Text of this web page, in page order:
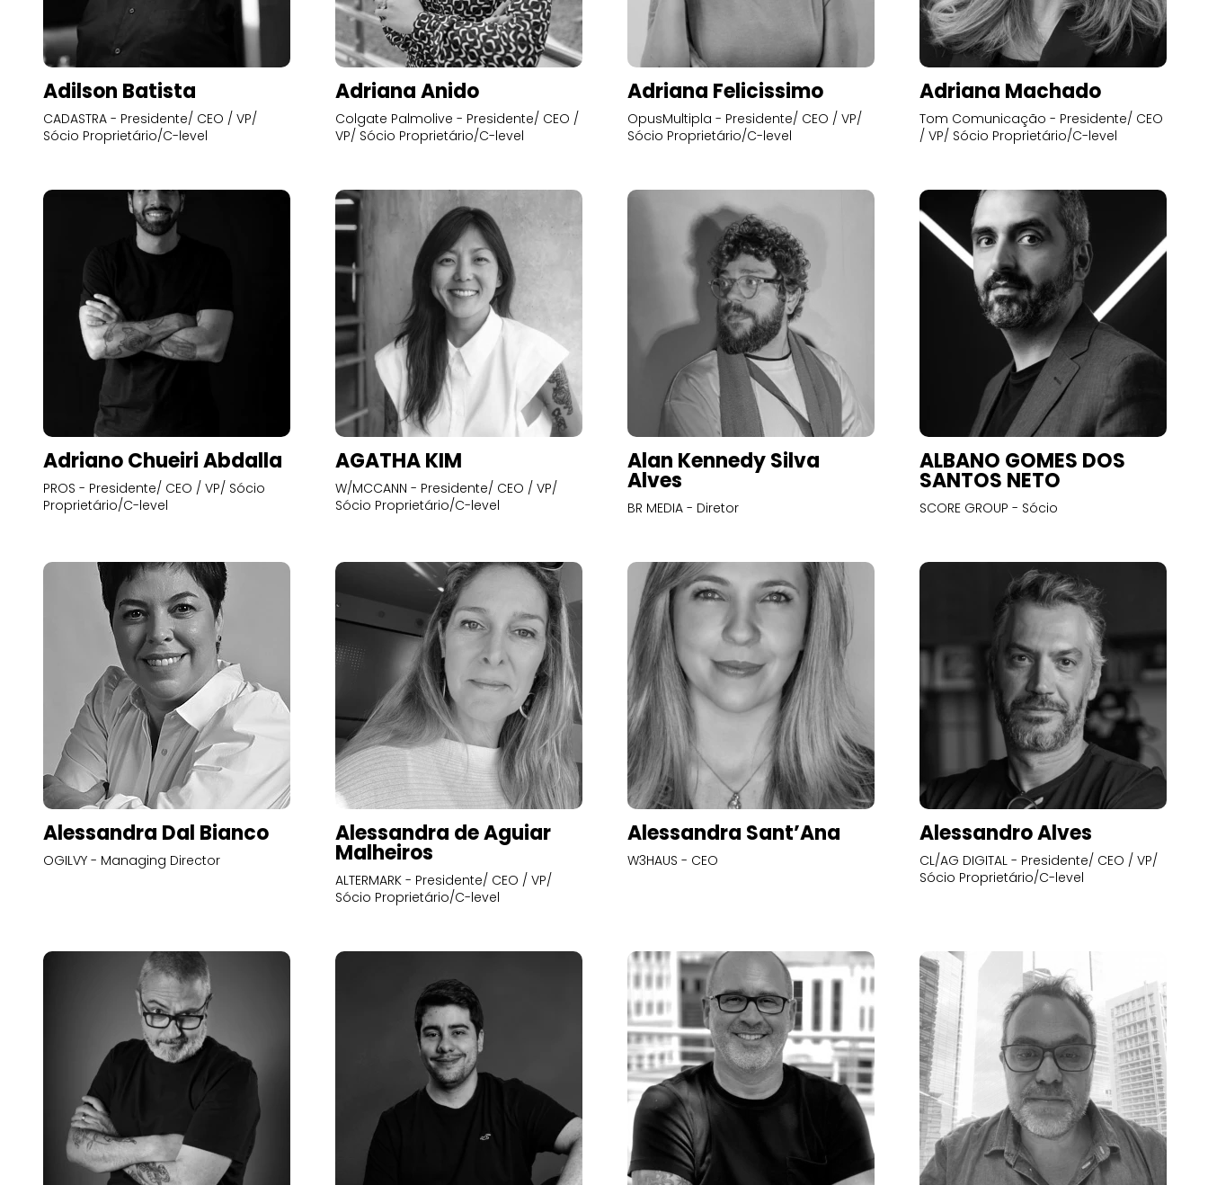
Adilson Batista
CADASTRA - Presidente/ CEO / VP/
Sócio Proprietário/C-level
Adriana Anido
Colgate Palmolive - Presidente/ CEO /
VP/ Sócio Proprietário/C-level
Adriana Felicissimo
OpusMultipla - Presidente/ CEO / VP/
Sócio Proprietário/C-level
Adriana Machado
Tom Comunicação - Presidente/ CEO
/ VP/ Sócio Proprietário/C-level
Adriano Chueiri Abdalla
PROS - Presidente/ CEO / VP/ Sócio
Proprietário/C-level
AGATHA KIM
W/MCCANN - Presidente/ CEO / VP/
Sócio Proprietário/C-level
Alan Kennedy Silva
Alves
BR MEDIA - Diretor
ALBANO GOMES DOS
SANTOS NETO
SCORE GROUP - Sócio
Alessandra Dal Bianco
OGILVY - Managing Director
Alessandra de Aguiar
Malheiros
ALTERMARK - Presidente/ CEO / VP/
Sócio Proprietário/C-level
Alessandra Sant’Ana
W3HAUS - CEO
Alessandro Alves
CL/AG DIGITAL - Presidente/ CEO / VP/
Sócio Proprietário/C-level